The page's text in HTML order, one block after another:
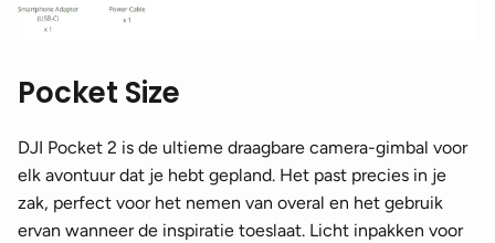
Pocket Size
DJI Pocket 2 is de ultieme draagbare camera-gimbal voor
elk avontuur dat je hebt gepland. Het past precies in je
zak, perfect voor het nemen van overal en het gebruik
ervan wanneer de inspiratie toeslaat. Licht inpakken voor